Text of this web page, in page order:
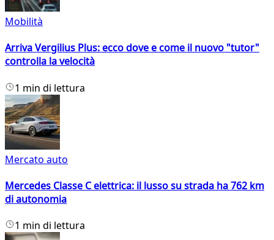
Mobilità
Arriva Vergilius Plus: ecco dove e come il nuovo "tutor"
controlla la velocità
1 min di lettura
Mercato auto
Mercedes Classe C elettrica: il lusso su strada ha 762 km
di autonomia
1 min di lettura